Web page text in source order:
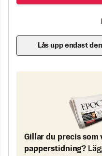
Lås upp endast
Gillar du precis som
papperstidning?